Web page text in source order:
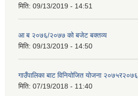
मिति: 09/13/2019 - 14:51
आ ब २०७६/२०७७ को बजेट बक्तव्य
मिति: 09/13/2019 - 14:50
गाउँपालिका बाट विनियोजित योजना २०७५र२०७६
मिति: 07/19/2018 - 11:40